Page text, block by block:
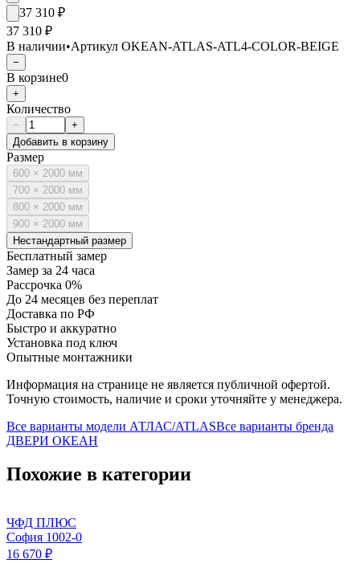
37 310 ₽
37 310 ₽
В наличии•Артикул OKEAN-ATLAS-ATL4-COLOR-BEIGE
−
В корзине0
+
Количество
−
+
Добавить в корзину
Размер
600 × 2000 мм
700 × 2000 мм
800 × 2000 мм
900 × 2000 мм
Нестандартный размер
Бесплатный замер
Замер за 24 часа
Рассрочка 0%
До 24 месяцев без переплат
Доставка по РФ
Быстро и аккуратно
Установка под ключ
Опытные монтажники
Информация на странице не является публичной офертой.
Точную стоимость, наличие и сроки уточняйте у менеджера.
Все варианты модели АТЛАС/ATLASВсе варианты бренда
ДВЕРИ ОКЕАН
Похожие в категории
ЧФД ПЛЮС
София 1002-0
16 670 ₽